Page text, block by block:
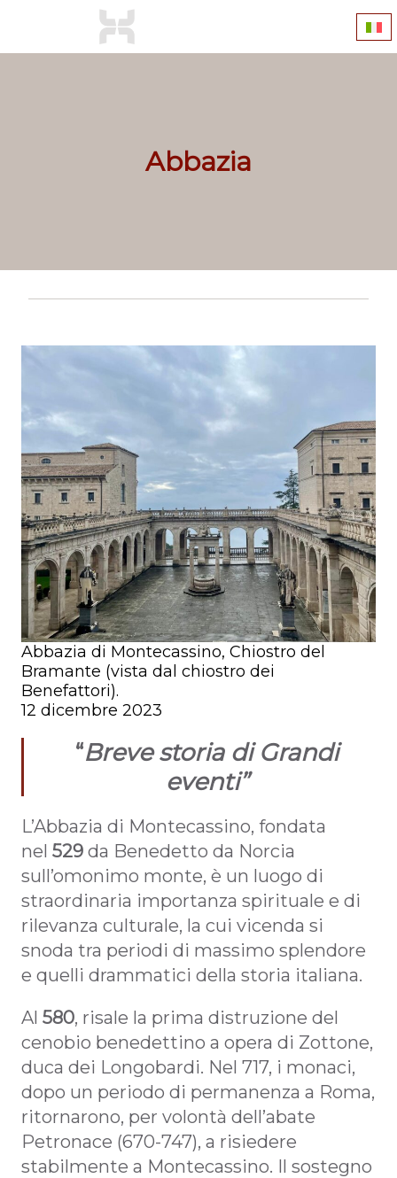
Abbazia
Abbazia di Montecassino, Chiostro del
Bramante (vista dal chiostro dei
Benefattori).
12 dicembre 2023
“Breve storia di Grandi
eventi”
L’Abbazia di Montecassino, fondata
nel 529 da Benedetto da Norcia
sull’omonimo monte, è un luogo di
straordinaria importanza spirituale e di
rilevanza culturale, la cui vicenda si
snoda tra periodi di massimo splendore
e quelli drammatici della storia italiana.
Al 580, risale la prima distruzione del
cenobio benedettino a opera di Zottone,
duca dei Longobardi. Nel 717, i monaci,
dopo un periodo di permanenza a Roma,
ritornarono, per volontà dell’abate
Petronace (670-747), a risiedere
stabilmente a Montecassino. Il sostegno